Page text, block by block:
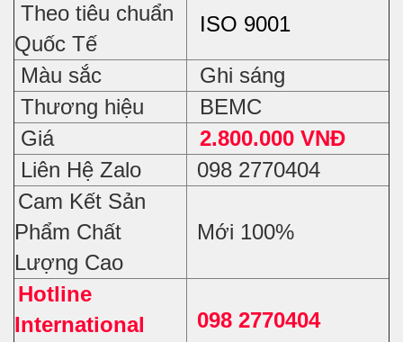
Theo tiêu chuẩn
Quốc Tế
ISO 9001
Màu sắc
Ghi sáng
Thương hiệu
BEMC
Giá
2.800.000 VNĐ
Liên Hệ Zalo
098 2770404
Cam Kết Sản
Phẩm Chất
Lượng Cao
Mới 100%
Hotline
International
098 2770404